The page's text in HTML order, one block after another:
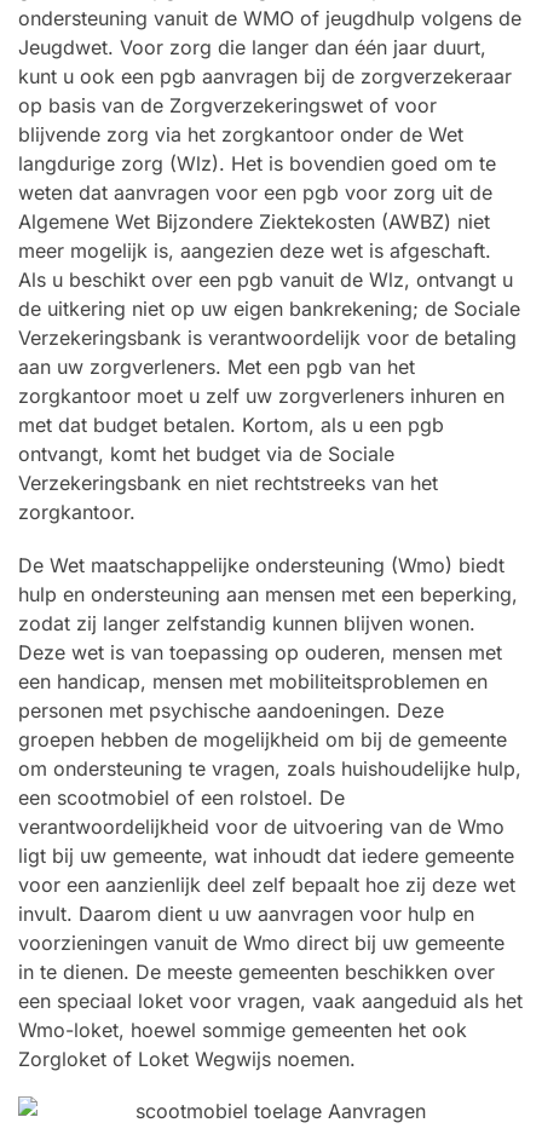
ondersteuning vanuit de WMO of jeugdhulp volgens de
Jeugdwet. Voor zorg die langer dan één jaar duurt,
kunt u ook een pgb aanvragen bij de zorgverzekeraar
op basis van de Zorgverzekeringswet of voor
blijvende zorg via het zorgkantoor onder de Wet
langdurige zorg (Wlz). Het is bovendien goed om te
weten dat aanvragen voor een pgb voor zorg uit de
Algemene Wet Bijzondere Ziektekosten (AWBZ) niet
meer mogelijk is, aangezien deze wet is afgeschaft.
Als u beschikt over een pgb vanuit de Wlz, ontvangt u
de uitkering niet op uw eigen bankrekening; de Sociale
Verzekeringsbank is verantwoordelijk voor de betaling
aan uw zorgverleners. Met een pgb van het
zorgkantoor moet u zelf uw zorgverleners inhuren en
met dat budget betalen. Kortom, als u een pgb
ontvangt, komt het budget via de Sociale
Verzekeringsbank en niet rechtstreeks van het
zorgkantoor.
De Wet maatschappelijke ondersteuning (Wmo) biedt
hulp en ondersteuning aan mensen met een beperking,
zodat zij langer zelfstandig kunnen blijven wonen.
Deze wet is van toepassing op ouderen, mensen met
een handicap, mensen met mobiliteitsproblemen en
personen met psychische aandoeningen. Deze
groepen hebben de mogelijkheid om bij de gemeente
om ondersteuning te vragen, zoals huishoudelijke hulp,
een scootmobiel of een rolstoel. De
verantwoordelijkheid voor de uitvoering van de Wmo
ligt bij uw gemeente, wat inhoudt dat iedere gemeente
voor een aanzienlijk deel zelf bepaalt hoe zij deze wet
invult. Daarom dient u uw aanvragen voor hulp en
voorzieningen vanuit de Wmo direct bij uw gemeente
in te dienen. De meeste gemeenten beschikken over
een speciaal loket voor vragen, vaak aangeduid als het
Wmo-loket, hoewel sommige gemeenten het ook
Zorgloket of Loket Wegwijs noemen.